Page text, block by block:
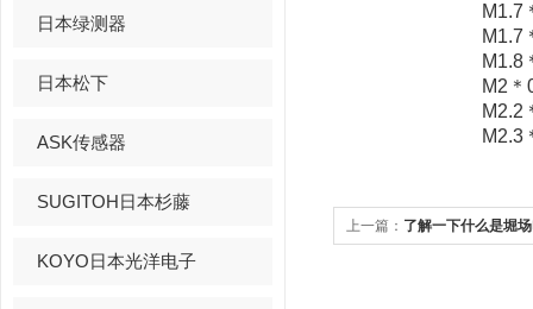
日本绿测器
日本松下
ASK传感器
SUGITOH日本杉藤
KOYO日本光洋电子
M1.7
M1.7
M1.8
M2 ＊
M2.2
M2.3
上一篇： 了解一下什么是堀